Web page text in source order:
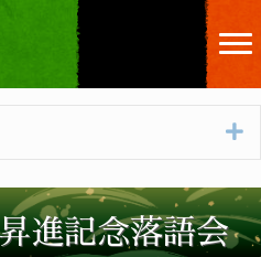
進記念落語会